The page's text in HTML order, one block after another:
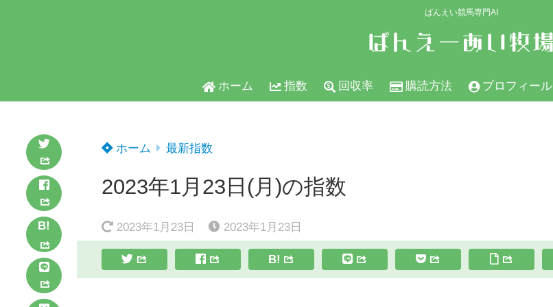
ばんえい競馬専門AI
ホーム 指数 回収率 購読方法 プロフィール
B!
ホーム 最新指数
2023年1月23日(月)の指数
2023年1月23日 2023年1月23日
B!